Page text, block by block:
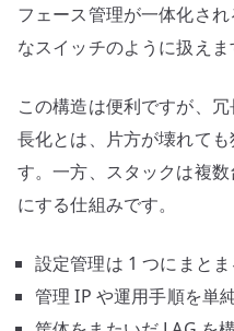
フェース管理が一体化さ
なスイッチのように扱えま
この構造は便利ですが、
長化とは、片方が壊れて
す。一方、スタックは複
にする仕組みです。
設定管理は 1 つにまとま
管理 IP や運用手順を単